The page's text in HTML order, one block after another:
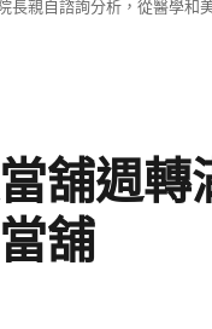
長親自諮詢分析，從醫學和
舖週轉
舖